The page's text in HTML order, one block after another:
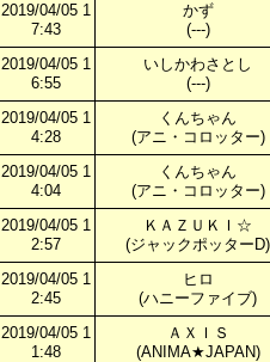
2019/04/05 1
7:43
かず
(---)
2019/04/05 1
6:55
いしかわさとし
(---)
2019/04/05 1
4:28
くんちゃん
(アニ・コロッター)
2019/04/05 1
4:04
くんちゃん
(アニ・コロッター)
2019/04/05 1
2:57
ＫＡＺＵＫＩ☆
(ジャックポッターD)
2019/04/05 1
2:45
ヒロ
(ハニーファイブ)
2019/04/05 1
1:48
ＡＸＩＳ
(ANIMA★JAPAN)